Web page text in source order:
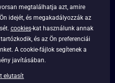
megtalálhatja azt, amire
idejét, és megakadályozzák az
cookies-kat használunk annak
és az Ön preferenciái
A cookie-fájlok segítenek a
javításában.
elutasít